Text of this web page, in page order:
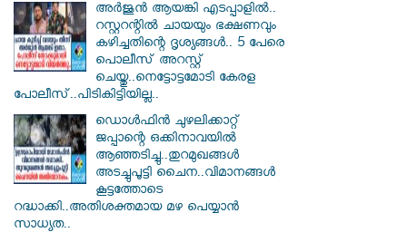
അർജുൻ ആയങ്കി എടപ്പാളിൽ..
റസ്റ്ററന്റിൽ ചായയും ഭക്ഷണവും
കഴിച്ചതിന്റെ ദൃശ്യങ്ങൾ.. 5 പേരെ
പൊലീസ് അറസ്റ്റ്
ചെയ്തു..നെട്ടോട്ടമോടി കേരള
പോലീസ്..പിടികിട്ടിയില്ല..
ഡൊൾഫിൻ ചുഴലിക്കാറ്റ്
ജപ്പാന്റെ ഒക്കിനാവയിൽ
ആഞ്ഞടിച്ചു..തുറമുഖങ്ങൾ
അടച്ചുപൂട്ടി ചൈന..വിമാനങ്ങൾ
കൂട്ടത്തോടെ
റദ്ധാക്കി..അതിശക്തമായ മഴ പെയ്യാൻ
സാധ്യത..